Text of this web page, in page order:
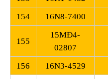
154
16N8-7400
155
15MĐ4-
02807
156 16N3-4529